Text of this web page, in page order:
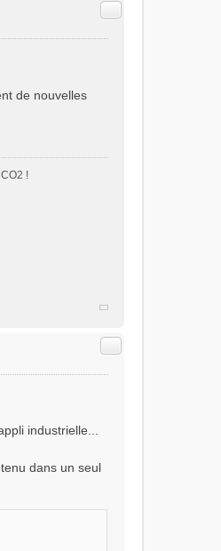
Citer
de nouvelles
!
Citer
industrielle...
dans un seul